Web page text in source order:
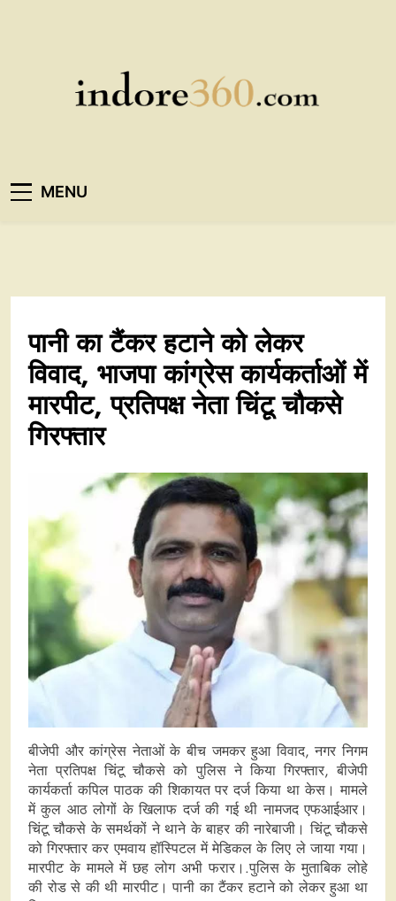
Indore360
MENU
पानी का टैंकर हटाने को लेकर
विवाद, भाजपा कांग्रेस कार्यकर्ताओं में
मारपीट, प्रतिपक्ष नेता चिंटू चौकसे
गिरफ्तार
बीजेपी और कांग्रेस नेताओं के बीच जमकर हुआ विवाद, नगर निगम
नेता प्रतिपक्ष चिंटू चौकसे को पुलिस ने किया गिरफ्तार, बीजेपी
कार्यकर्ता कपिल पाठक की शिकायत पर दर्ज किया था केस। मामले
में कुल आठ लोगों के खिलाफ दर्ज की गई थी नामजद एफआईआर।
चिंटू चौकसे के समर्थकों ने थाने के बाहर की नारेबाजी। चिंटू चौकसे
को गिरफ्तार कर एमवाय हॉस्पिटल में मेडिकल के लिए ले जाया गया।
मारपीट के मामले में छह लोग अभी फरार।.पुलिस के मुताबिक लोहे
की रोड से की थी मारपीट। पानी का टैंकर हटाने को लेकर हुआ था